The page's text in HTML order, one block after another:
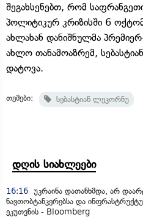
შეგახსენებთ, რომ
პოლიტიკურ კრიზისში 6
ახლახან დანიშნულმა
ახლო თანამოაზრემ,
დატოვა.
თემები: სებასტიან ლეკორნუ
დღის სიახლეები
16:16 უკრაინა დათანხმდა, არ
ნავთობტანკერებსა და
ეკუთვნის - Bloomberg